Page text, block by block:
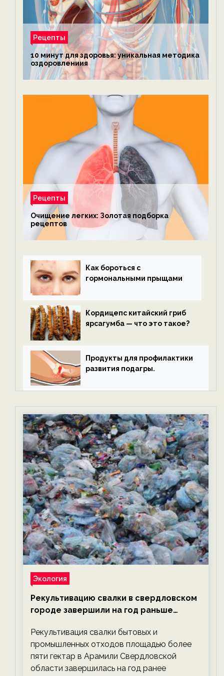
Рецепты
10 минут для здоровья: уникальная методика
оздоровлениия
Рецепты
Очищение легких: Золотая подборка
рецептов
Как бороться с
гормональными прыщами
Кордицепс китайский гриб
ярсагумба — что это такое?
Продукты для профилактики
развития подагры.
Экология
Рекультивацию свалки в свердловском
городе завершили на год раньше
экологии на ECOportal
Рекультивация свалки бытовых и
промышленных отходов площадью более
пяти гектар в Арамили Свердловской
области завершилась на год ранее